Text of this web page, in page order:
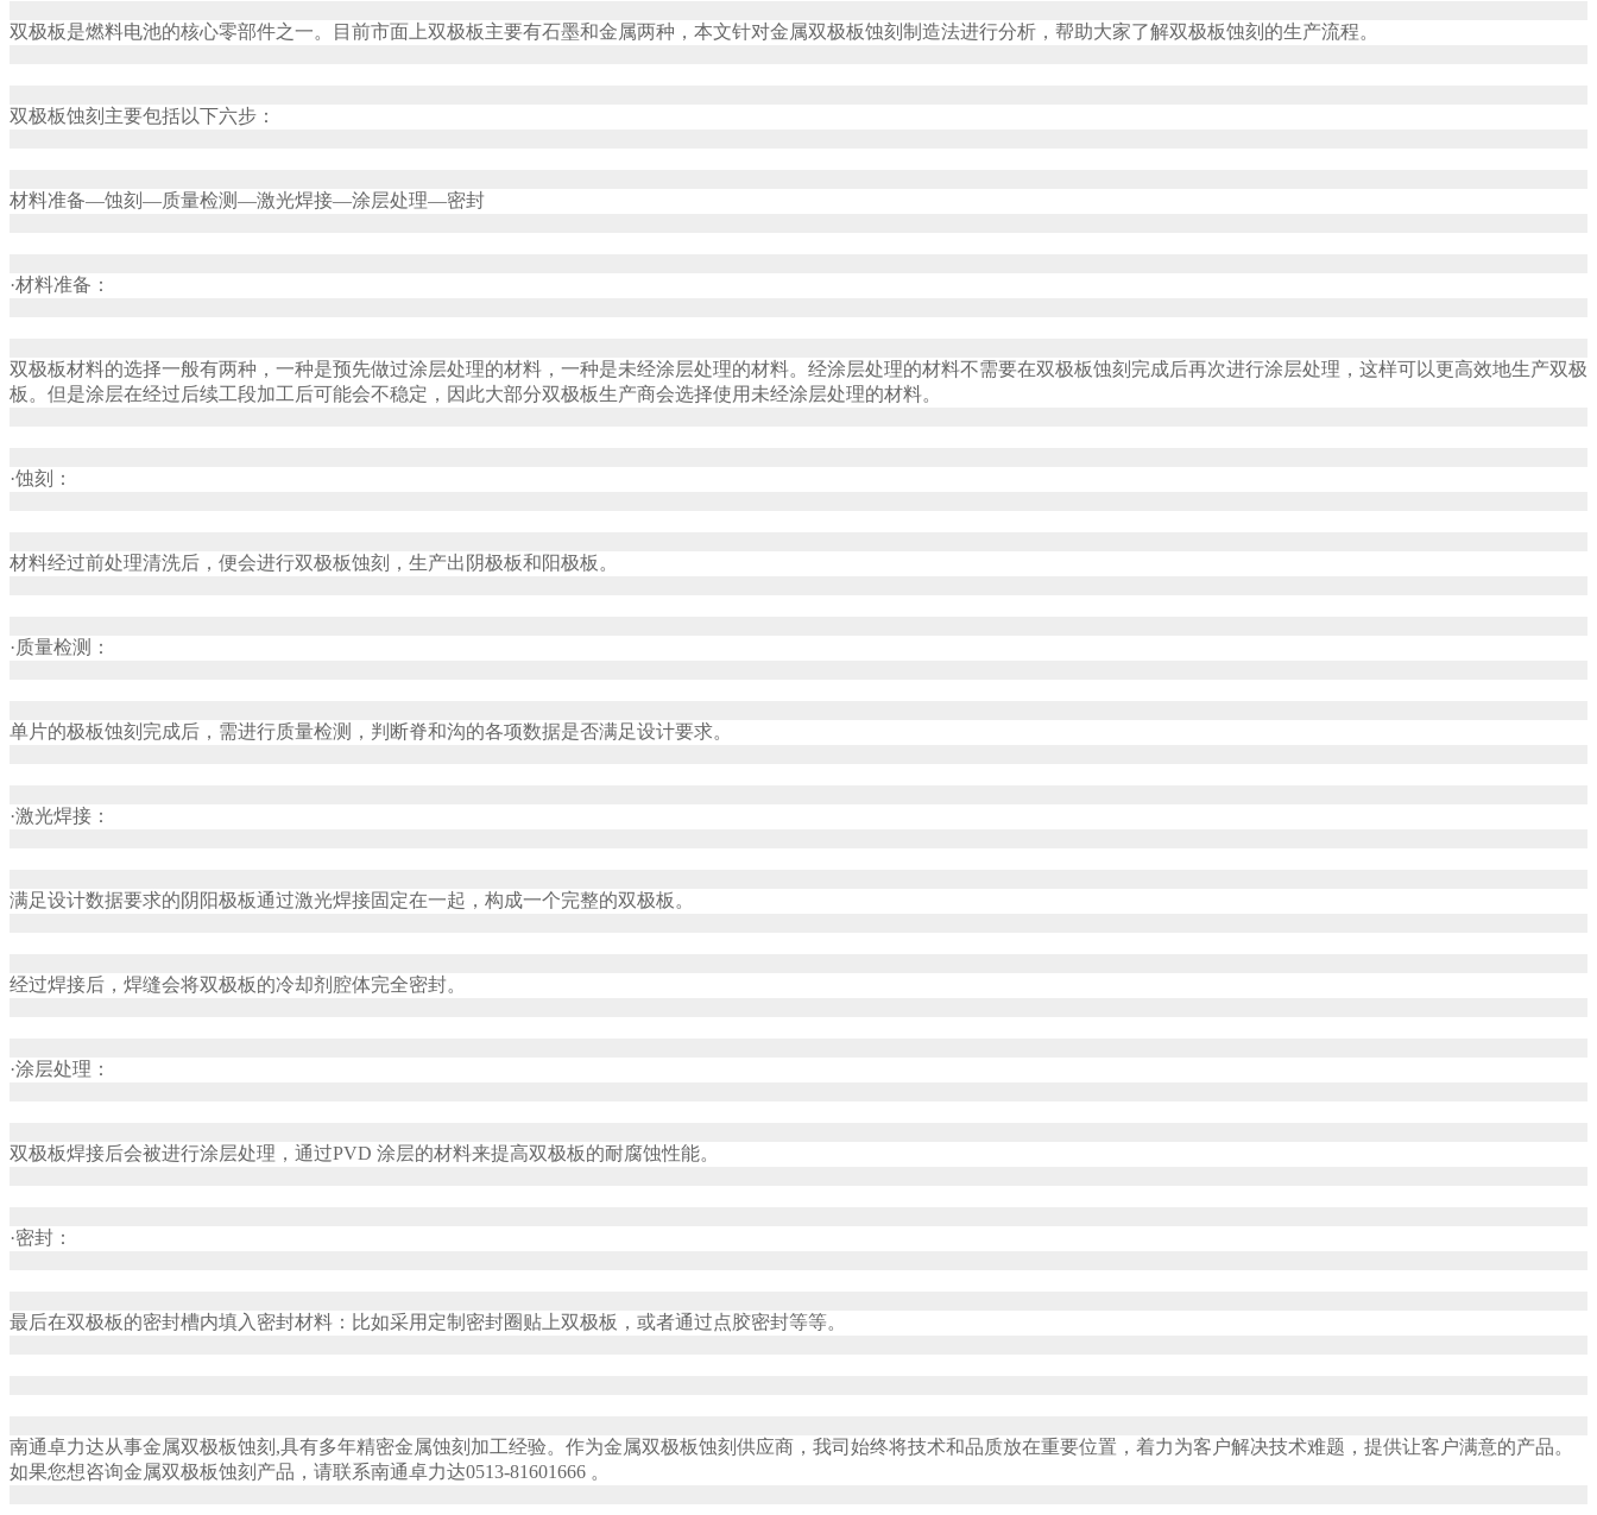
双极板是燃料电池的核心零部件之一。目前市面上双极板主要有石墨和金属两种，本文针对金属双极板蚀刻制造法进行分析，帮助大家了解双极板蚀刻的生产流程。
双极板蚀刻主要包括以下六步：
材料准备—蚀刻—质量检测—激光焊接—涂层处理—密封
·材料准备：
双极板材料的选择一般有两种，一种是预先做过涂层处理的材料，一种是未经涂层处理的材料。经涂层处理的材料不需要在双极板蚀刻完成后再次进行涂层处理，这样可以更高效地生产双极
板。但是涂层在经过后续工段加工后可能会不稳定，因此大部分双极板生产商会选择使用未经涂层处理的材料。
·蚀刻：
材料经过前处理清洗后，便会进行双极板蚀刻，生产出阴极板和阳极板。
·质量检测：
单片的极板蚀刻完成后，需进行质量检测，判断脊和沟的各项数据是否满足设计要求。
·激光焊接：
满足设计数据要求的阴阳极板通过激光焊接固定在一起，构成一个完整的双极板。
经过焊接后，焊缝会将双极板的冷却剂腔体完全密封。
·涂层处理：
双极板焊接后会被进行涂层处理，通过PVD 涂层的材料来提高双极板的耐腐蚀性能。
·密封：
最后在双极板的密封槽内填入密封材料：比如采用定制密封圈贴上双极板，或者通过点胶密封等等。
南通卓力达从事金属双极板蚀刻,具有多年精密金属蚀刻加工经验。作为金属双极板蚀刻供应商，我司始终将技术和品质放在重要位置，着力为客户解决技术难题，提供让客户满意的产品。
如果您想咨询金属双极板蚀刻产品，请联系南通卓力达0513-81601666 。